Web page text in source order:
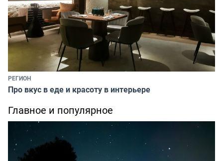
РЕГИОН
Про вкус в еде и красоту в интерьере
Главное и популярное